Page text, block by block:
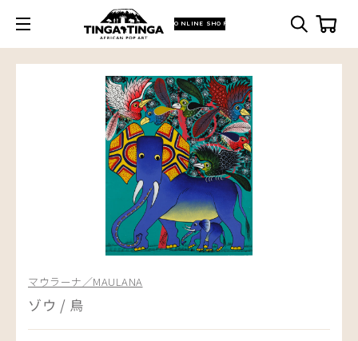
ONLINE SHOP
マウラーナ／MAULANA
ゾウ / 鳥